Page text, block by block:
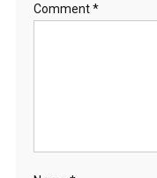
Comment*